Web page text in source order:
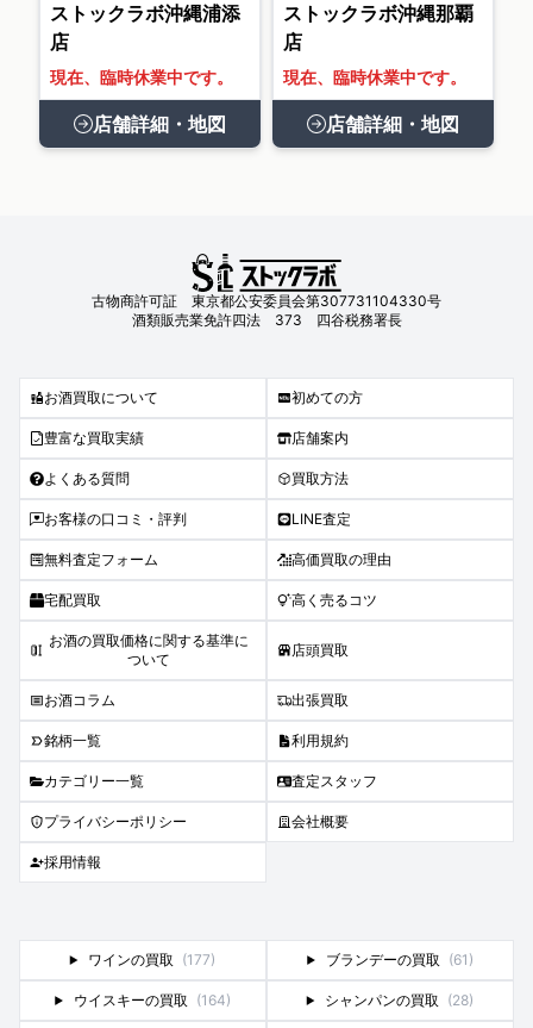
ストックラボ沖縄浦添
店
現在、臨時休業中です。
店舗詳細・地図
ストックラボ沖縄那覇
店
現在、臨時休業中です。
店舗詳細・地図
古物商許可証 東京都公安委員会第307731104330号
酒類販売業免許四法 373 四谷税務署長
お酒買取について 初めての方
豊富な買取実績 店舗案内
よくある質問 買取方法
お客様の口コミ・評判 LINE査定
無料査定フォーム 高価買取の理由
宅配買取 高く売るコツ
お酒の買取価格に関する基準に
ついて
店頭買取
お酒コラム 出張買取
銘柄一覧 利用規約
カテゴリー一覧 査定スタッフ
プライバシーポリシー 会社概要
採用情報
ワインの買取 (177) ブランデーの買取 (61)
ウイスキーの買取 (164) シャンパンの買取 (28)